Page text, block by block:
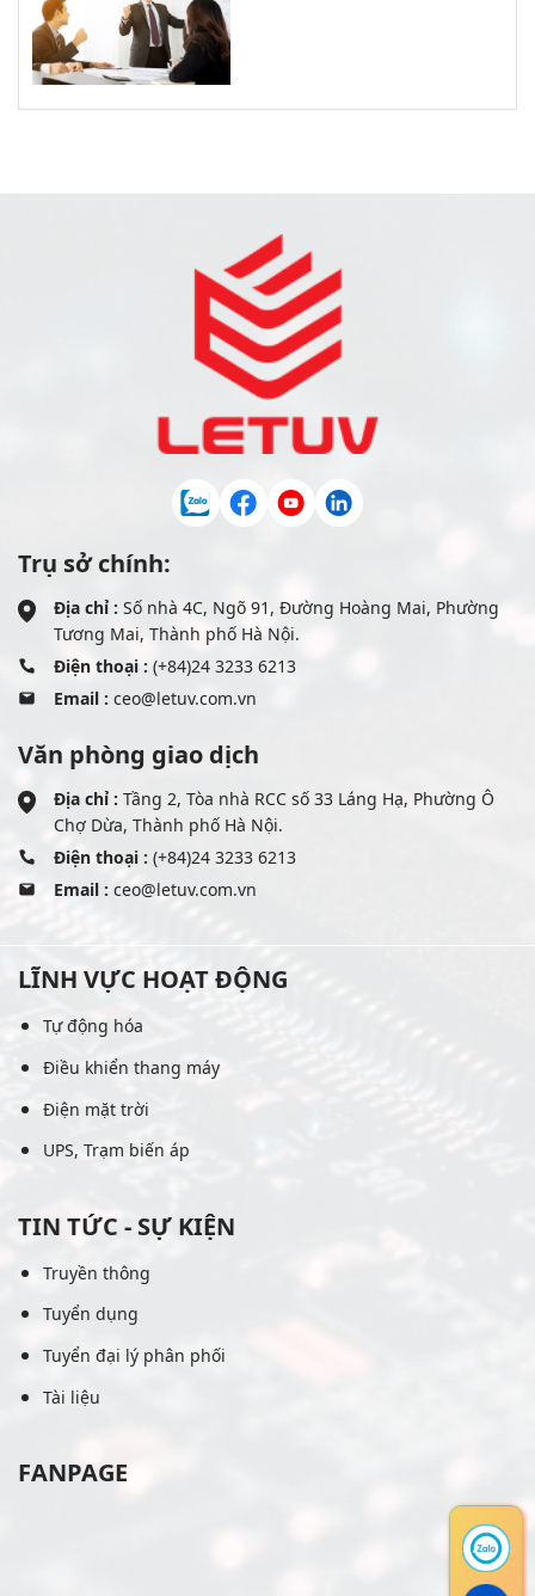
Trụ sở chính:
Địa chỉ : Số nhà 4C, Ngõ 91, Đường Hoàng Mai, Phường
Tương Mai, Thành phố Hà Nội.
Điện thoại : (+84)24 3233 6213
Email : ceo@letuv.com.vn
Văn phòng giao dịch
Địa chỉ : Tầng 2, Tòa nhà RCC số 33 Láng Hạ, Phường Ô
Chợ Dừa, Thành phố Hà Nội.
Điện thoại : (+84)24 3233 6213
Email : ceo@letuv.com.vn
LĨNH VỰC HOẠT ĐỘNG
Tự động hóa
Điều khiển thang máy
Điện mặt trời
UPS, Trạm biến áp
TIN TỨC - SỰ KIỆN
Truyền thông
Tuyển dụng
Tuyển đại lý phân phối
Tài liệu
FANPAGE